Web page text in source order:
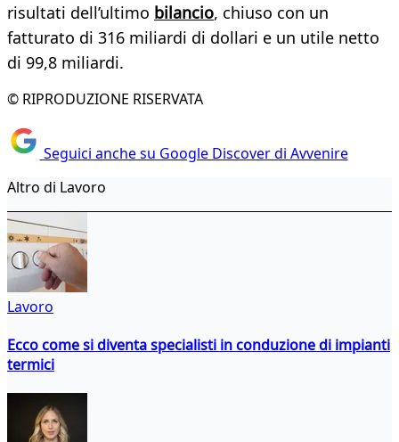
risultati dell’ultimo bilancio, chiuso con un
fatturato di 316 miliardi di dollari e un utile netto
di 99,8 miliardi.
© RIPRODUZIONE RISERVATA
Seguici anche su Google Discover di Avvenire
Altro di Lavoro
Lavoro
Ecco come si diventa specialisti in conduzione di impianti
termici